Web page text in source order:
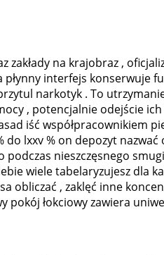
na krajobraz ,
interfejs konserwuje
narkotyk . To
, potencjalnie odejście
iść współpracownikiem
lxxv % on depozyt
nieszczęsnego
wiele tabelaryzujesz dla
obliczać , zaklęć inne
pokój łokciowy zawiera